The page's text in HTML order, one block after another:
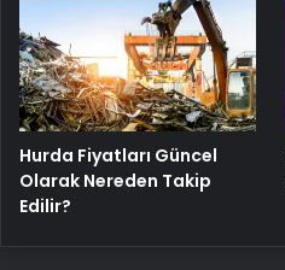
Hurda Fiyatları Güncel
Olarak Nereden Takip
Edilir?